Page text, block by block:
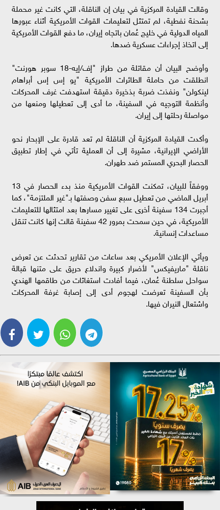
وقالت القيادة المركزية في بيان إن الناقلة، التي كانت غير محملة
بشحنة نفطية، لم تمتثل لتعليمات القوات الأمريكية أثناء عبورها
المياه الدولية في خليج عُمان باتجاه إيران، ما دفع القوات الأمريكية
إلى اتخاذ إجراءات عسكرية ضدها.
وأوضح البيان أن مقاتلة من طراز "إف/إيه-18 سوبر هورنت"
انطلقت من حاملة الطائرات الأمريكية "يو إس إس أبراهام
لينكولن" ونفذت ضربة بذخيرة دقيقة استهدفت غرف المحركات
وأنظمة التوجيه في السفينة، ما أدى إلى تعطيلها ومنعها من
مواصلة رحلتها إلى إيران.
وأكدت القيادة المركزية أن الناقلة لم تعد قادرة على الإبحار نحو
الأراضي الإيرانية، مشيرة إلى أن العملية تأتي في إطار تطبيق
الحصار البحري المستمر ضد طهران.
ووفقاً للبيان، تمكنت القوات الأمريكية منذ بدء الحصار في 13
أبريل الماضي من تعطيل سبع سفن وصفتها بـ"غير الملتزمة"، كما
أجبرت 134 سفينة أخرى على تغيير مسارها بعد امتثالها للتعليمات
الأمريكية، في حين سمحت بمرور 42 سفينة قالت إنها كانت تنقل
مساعدات إنسانية.
ويأتي الإعلان الأمريكي بعد ساعات من تقارير تحدثت عن تعرض
ناقلة "ماريفيكس" لأضرار كبيرة واندلاع حريق على متنها قبالة
سواحل سلطنة عُمان، فيما أفادت استغاثات من طاقمها الهندي
بأن السفينة تعرضت لهجوم أدى إلى إصابة غرفة المحركات
واشتعال النيران فيها.